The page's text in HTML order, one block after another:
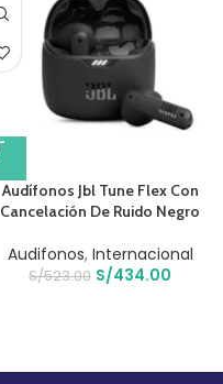
Audífonos Jbl Tune Flex Con
Cancelación De Ruido Negro
Audifonos, Internacional
S/523.00 S/434.00